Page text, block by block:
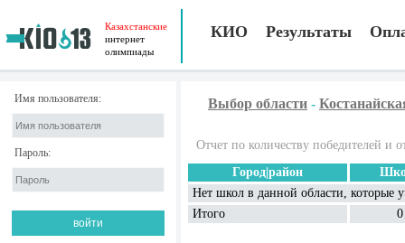
Казахстанские
интернет
олимпиады
КИО Результаты
Имя пользователя:
Пароль:
Выбор области -
Отчет по количеству победителей и
Город|район
Нет школ в данной области, которые
Итого
0